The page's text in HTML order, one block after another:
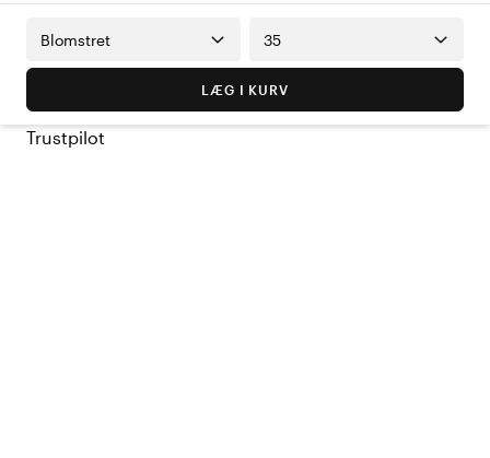
Blomstret 35
LÆG I KURV
Trustpilot